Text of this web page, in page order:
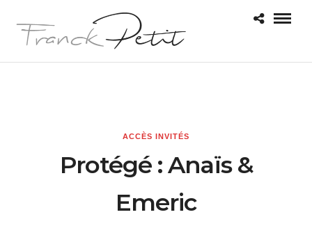
ACCÈS INVITÉS
Protégé : Anaïs &
Emeric